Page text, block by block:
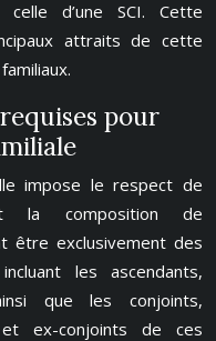
d’une SCI. Cette
attraits de cette
pour
impose le respect de
la composition de
être exclusivement des
les ascendants,
que les conjoints,
ex-conjoints de ces